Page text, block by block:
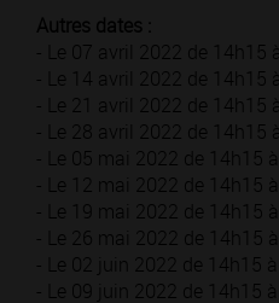
Autres dates :
- Le 07 avril 2022 de 14h15
- Le 14 avril 2022 de 14h15
- Le 21 avril 2022 de 14h15
- Le 28 avril 2022 de 14h15
- Le 05 mai 2022 de 14h15
- Le 12 mai 2022 de 14h15
- Le 19 mai 2022 de 14h15
- Le 26 mai 2022 de 14h15
- Le 02 juin 2022 de 14h15
- Le 09 juin 2022 de 14h15